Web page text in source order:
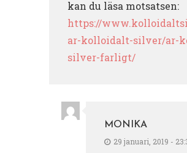
kan du läsa motsatsen:
https://
ar-kolloidalt-silver/ar-
silver-farligt/
MONIKA
29 januari, 2019 -